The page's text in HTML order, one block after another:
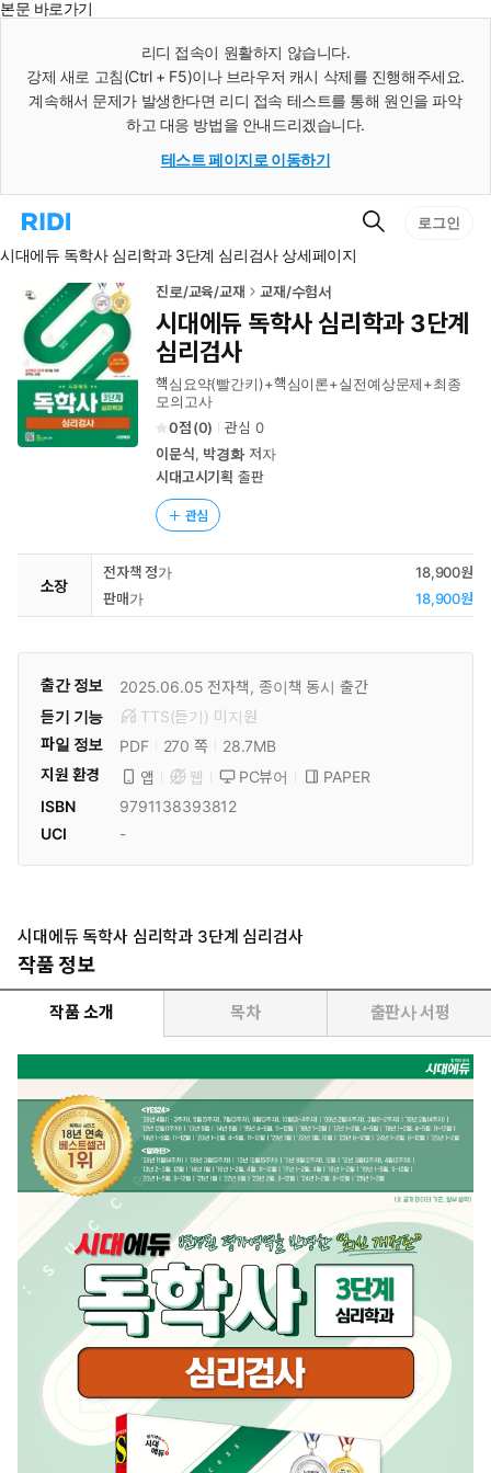
본문 바로가기
리디 접속이 원활하지 않습니다.
강제 새로 고침(Ctrl + F5)이나 브라우저 캐시 삭제를 진행해주세요.
계속해서 문제가 발생한다면 리디 접속 테스트를 통해 원인을 파악
하고 대응 방법을 안내드리겠습니다.
테스트 페이지로 이동하기
리
홈
로
동
검
색
로그인
시대에듀 독학사 심리학과 3단계 심리검사 상세페이지
진로/교육/교재 교재/수험서
시대에듀 독학사 심리학과 3단계
심리검사
핵심요약(빨간키)+핵심이론+실전예상문제+최종
모의고사
0
(0) 관심 0
이문식, 박경화저자
시대고시기획 출판
관심
소장
전자책 정가
18,900원
판매가
18,900원
출간 정보 2025.06.05 전자책, 종이책 동시 출간
듣기 기능
TTS(듣기) 미 지원
파일 정보
PDF 270 쪽
28.7MB
지원 환경
앱 웹 PC뷰어
PAPER
ISBN
9791138393812
UCI
-
시대에듀 독학사 심리학과 3단계 심리검사
작품 정보
작품 소개 목차 출판사 서평